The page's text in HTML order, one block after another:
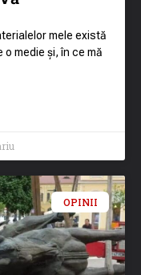
mele există
medie și, în ce mă
OPINII